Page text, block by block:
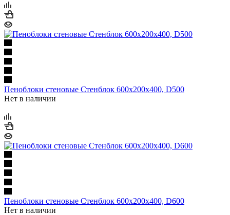
Пеноблоки стеновые Стенблок 600х200х400, D500
Нет в наличии
Пеноблоки стеновые Стенблок 600х200х400, D600
Нет в наличии